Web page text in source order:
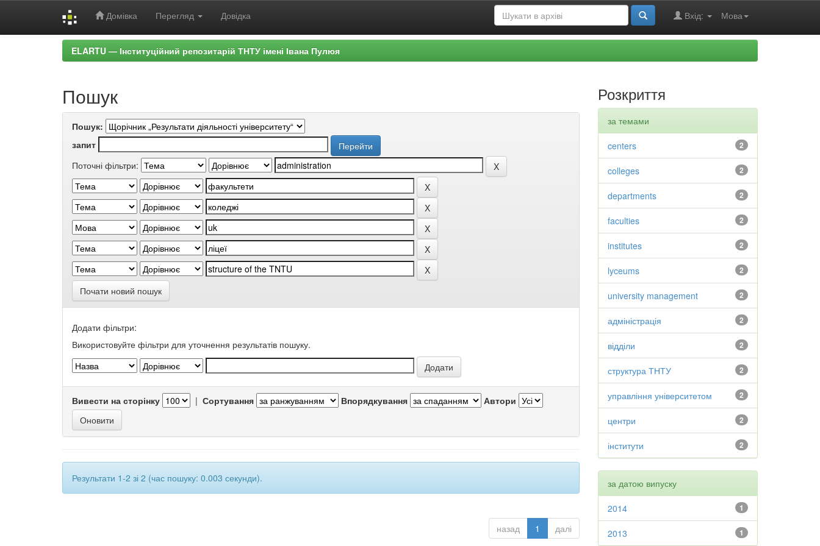
Домівка Перегляд Довідка Мова
Вхід:
ELARTU — Інституційний репозитарій ТНТУ імені Івана Пулюя
Пошук
Пошук:
запит
Поточні фільтри:
Почати новий пошук
Додати фільтри:
Використовуйте фільтри для уточнення результатів пошуку.
Вивести на сторінку | Сортування Впорядкування Автори
Результати 1-2 зі 2 (час пошуку: 0.003 секунди).
назад 1 далі
Розкриття
за темами
2
centers
2
colleges
2
departments
2
faculties
2
institutes
2
lyceums
2
university management
2
адміністрація
2
відділи
2
структура ТНТУ
2
управління університетом
2
центри
2
інститути
за датою випуску
1
2014
1
2013